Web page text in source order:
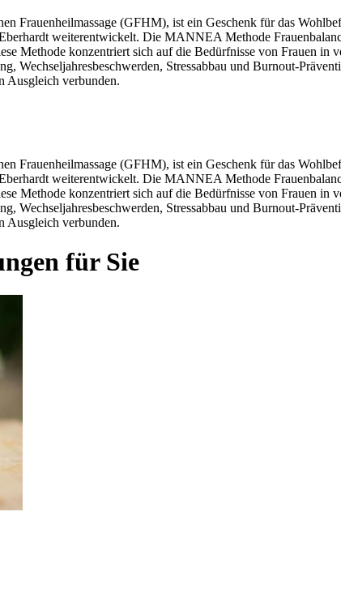
(GFHM), ist ein Geschenk für das
weiterentwickelt. Die MANNEA Methode
Methode konzentriert sich auf die Bedürfnisse von Frauen in
Wechseljahresbeschwerden, Stressabbau und Burnout-
Ausgleich verbunden.
(GFHM), ist ein Geschenk für das
weiterentwickelt. Die MANNEA Methode
Methode konzentriert sich auf die Bedürfnisse von Frauen in
Wechseljahresbeschwerden, Stressabbau und Burnout-
Ausgleich verbunden.
für Sie